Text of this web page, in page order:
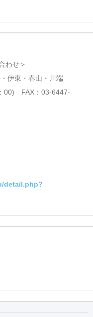
わせ＞
伊東・春山・川端
00) FAX：03-6447-
detail.php?